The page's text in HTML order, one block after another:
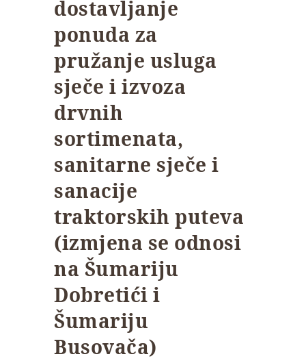
dostavljanje
ponuda za
pružanje usluga
sječe i izvoza
drvnih
sortimenata,
sanitarne sječe i
sanacije
traktorskih puteva
(izmjena se odnosi
na Šumariju
Dobretići i
Šumariju
Busovača)